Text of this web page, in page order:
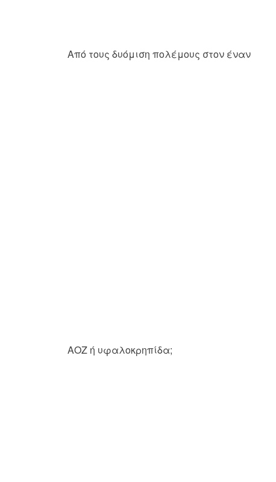
Από τους δυόμιση πολέμους στον έναν